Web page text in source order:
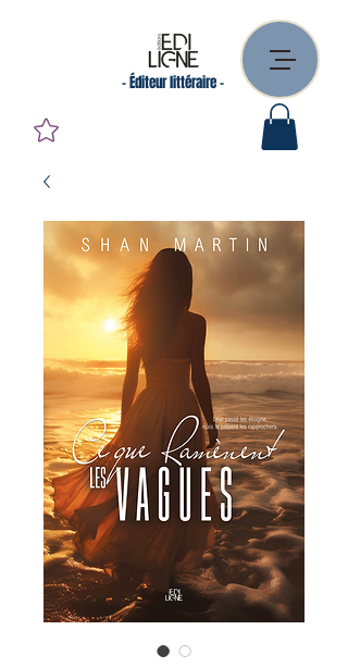
- Éditeur littéraire -